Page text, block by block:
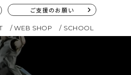
ご支援のお願い
WEB SHOP SCHOOL